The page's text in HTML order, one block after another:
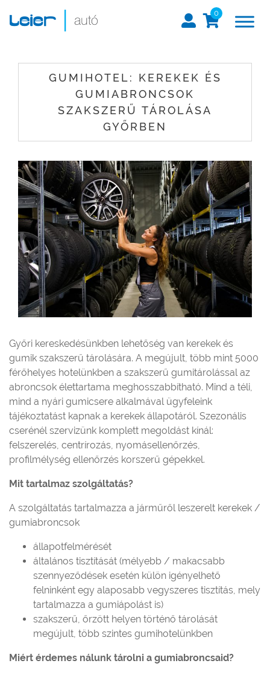
0
GUMIHOTEL: KEREKEK ÉS
GUMIABRONCSOK
SZAKSZERŰ TÁROLÁSA
GYŐRBEN
Győri kereskedésünkben lehetőség van kerekek és
gumik szakszerű tárolására. A megújult, több mint 5000
férőhelyes hotelünkben a szakszerű gumitárolással az
abroncsok élettartama meghosszabbítható. Mind a téli,
mind a nyári gumicsere alkalmával ügyfeleink
tájékoztatást kapnak a kerekek állapotáról. Szezonális
cserénél szervizünk komplett megoldást kínál:
felszerelés, centrírozás, nyomásellenőrzés,
profilmélység ellenőrzés korszerű gépekkel.
Mit tartalmaz szolgáltatás?
A szolgáltatás tartalmazza a járműről leszerelt kerekek /
gumiabroncsok
állapotfelmérését
általános tisztítását (mélyebb / makacsabb
szennyeződések esetén külön igényelhető
felninként egy alaposabb vegyszeres tisztítás, mely
tartalmazza a gumiápolást is)
szakszerű, őrzött helyen történő tárolását
megújult, több szintes gumihotelünkben
Miért érdemes nálunk tárolni a gumiabroncsaid?